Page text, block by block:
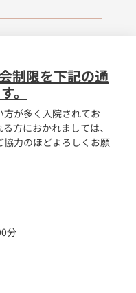
制限を下記の通
。
が多く入院されてお
方におかれましては、
力のほどよろしくお願
分